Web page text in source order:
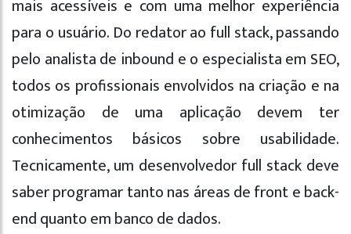
mais acessíveis e com uma melhor experiência
para o usuário. Do redator ao full stack, passando
pelo analista de inbound e o especialista em SEO,
todos os profissionais envolvidos na criação e na
otimização de uma aplicação devem ter
conhecimentos básicos sobre usabilidade.
Tecnicamente, um desenvolvedor full stack deve
saber programar tanto nas áreas de front e back-
end quanto em banco de dados.